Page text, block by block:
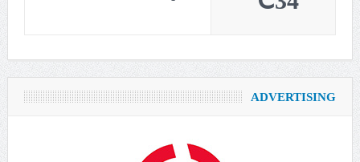
ADVERTISING